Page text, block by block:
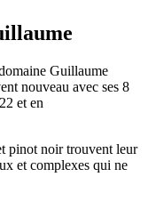
Guillaume
nouveau avec ses 8
et en
pinot noir trouvent leur
et complexes qui ne